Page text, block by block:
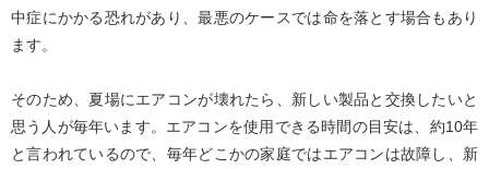
中症にかかる恐れがあり、最悪のケースでは命を落とす場合もあり
ます。
そのため、夏場にエアコンが壊れたら、新しい製品と交換したいと
思う人が毎年います。エアコンを使用できる時間の目安は、約10年
と言われているので、毎年どこかの家庭ではエアコンは故障し、新